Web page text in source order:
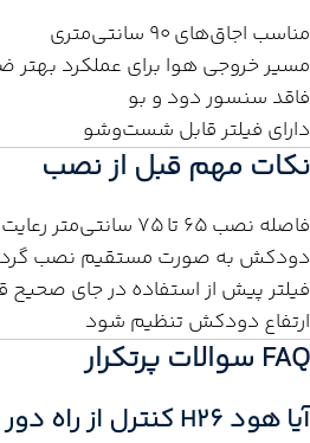
مناسب اجاق‌های ۹۰ سانتی‌متری
مسیر خروجی هوا برای عملکرد بهتر
فاقد سنسور دود و بو
دارای فیلتر قابل شست‌وشو
نکات مهم قبل از نصب
فاصله نصب ۶۵ تا ۷۵ سانتی‌متر رعایت شود
دودکش به صورت مستقیم نصب
فیلتر پیش از استفاده در جای صحیح
ارتفاع دودکش تنظیم شود
FAQ سوالات پرتکرار
آیا هود H26 کنترل از راه دور دارد؟